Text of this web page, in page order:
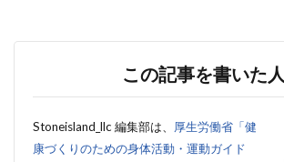
この記事を書いた人
Stoneisland_llc 編集部は、 厚生労働省「健
康づくりのための身体活動・運動ガイド